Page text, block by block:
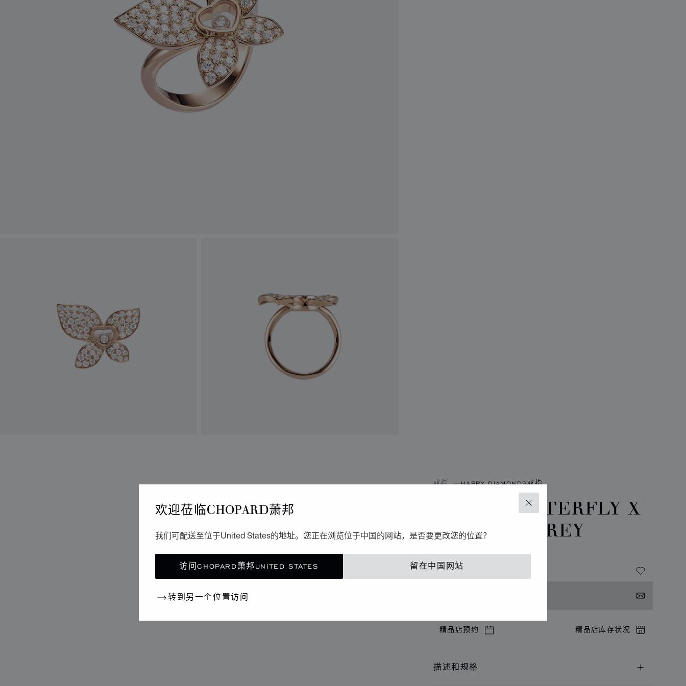
关闭
欢迎莅临CHOPARD萧邦
我们可配送至位于United States的地址。您正在浏览位于中国的网站，是否要更改您的位置？
访问CHOPARD萧邦UNITED STATES 留在中国网站
转到另一个位置访问
戒指 HAPPY DIAMONDS戒指
HAPPY BUTTERFLY X
MARIAH CAREY
精品店预约 精品店库存状况
描述和规格